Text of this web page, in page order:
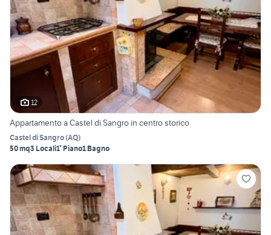
12
Appartamento a Castel di Sangro in centro storico
Castel di Sangro(AQ)
50 mq3 Locali1° Piano1 Bagno